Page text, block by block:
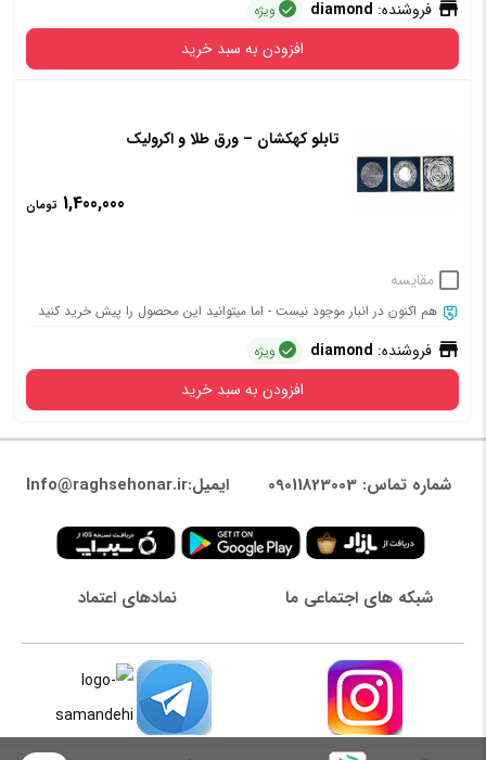
فروشنده: diamond ویژه
افزودن به سبد خرید
تابلو کهکشان – ورق طلا و اکرولیک
1,400,000 تومان
مقایسه
هم اکنون در انبار موجود نیست - اما میتوانید این محصول را پیش خرید کنید
فروشنده: diamond ویژه
افزودن به سبد خرید
شماره تماس: 09011823003 ایمیل:Info@raghsehonar.ir
شبکه های اجتماعی ما نمادهای اعتماد